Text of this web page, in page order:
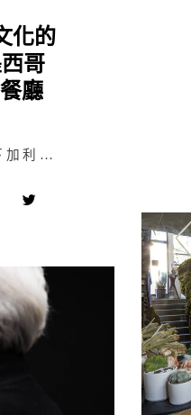
化的
哥
廳
位於墨西哥最北方的下加利福尼亞州（Baja California），半島地形的狹長樣貌，左鄰北太平洋…